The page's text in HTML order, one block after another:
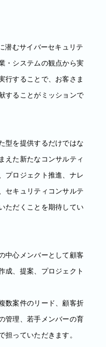
潜むサイバーセキュリテ
・システムの観点から実
行することで、お客さま
することがミッションで
型を提供するだけではな
えた新たなコンサルティ
プロジェクト推進、ナレ
セキュリティコンサルテ
ただくことを期待してい
中心メンバーとして顧客
成、提案、プロジェクト
数案件のリード、顧客折
管理、若手メンバーの育
っていただきます。